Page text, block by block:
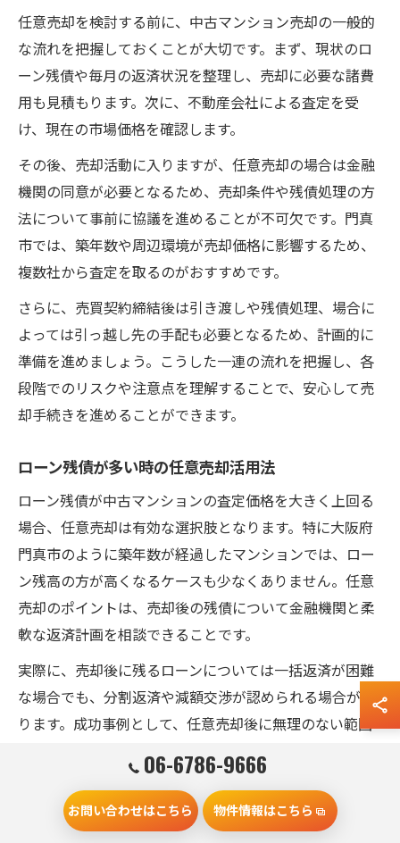
任意売却を検討する前に、中古マンション売却の一般的
な流れを把握しておくことが大切です。まず、現状のロ
ーン残債や毎月の返済状況を整理し、売却に必要な諸費
用も見積もります。次に、不動産会社による査定を受
け、現在の市場価格を確認します。
その後、売却活動に入りますが、任意売却の場合は金融
機関の同意が必要となるため、売却条件や残債処理の方
法について事前に協議を進めることが不可欠です。門真
市では、築年数や周辺環境が売却価格に影響するため、
複数社から査定を取るのがおすすめです。
さらに、売買契約締結後は引き渡しや残債処理、場合に
よっては引っ越し先の手配も必要となるため、計画的に
準備を進めましょう。こうした一連の流れを把握し、各
段階でのリスクや注意点を理解することで、安心して売
却手続きを進めることができます。
ローン残債が多い時の任意売却活用法
ローン残債が中古マンションの査定価格を大きく上回る
場合、任意売却は有効な選択肢となります。特に大阪府
門真市のように築年数が経過したマンションでは、ロー
ン残高の方が高くなるケースも少なくありません。任意
売却のポイントは、売却後の残債について金融機関と柔
軟な返済計画を相談できることです。
実際に、売却後に残るローンについては一括返済が困難
な場合でも、分割返済や減額交渉が認められる場合があ
ります。成功事例として、任意売却後に無理のない範囲
ただし、任意売却を進める際には、債権者との交渉や必
06-6786-9666
お問い合わせはこちら 物件情報はこちら